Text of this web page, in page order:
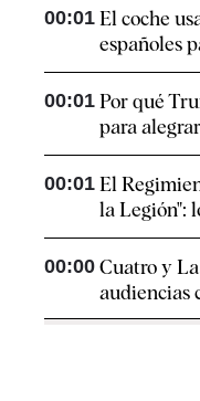
00:01 El coche
españoles
00:01 Por qué
para
00:01 El
la Legión":
00:00 Cuatro y
audiencias